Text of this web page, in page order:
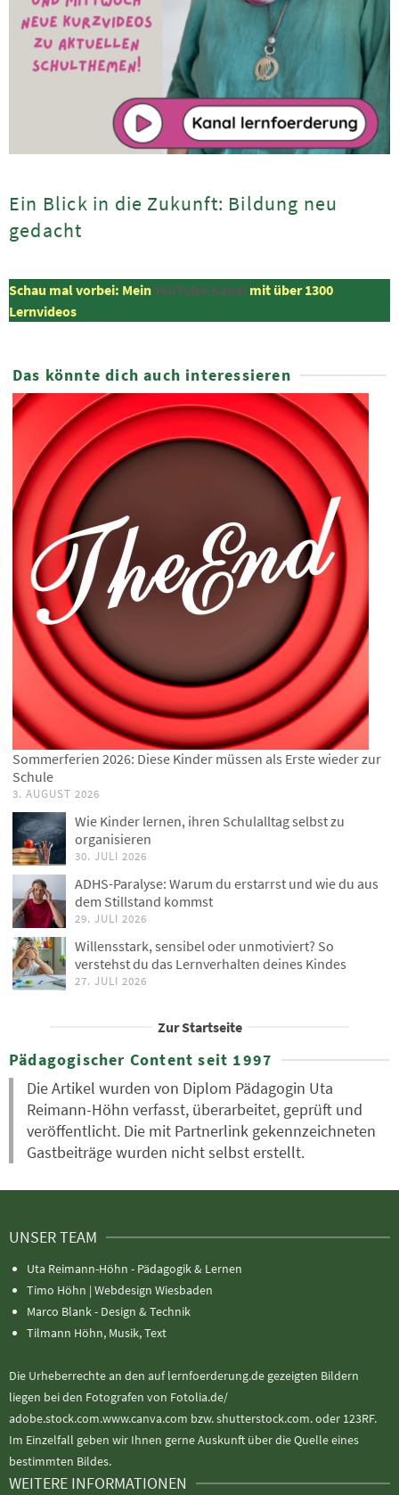
Ein Blick in die Zukunft: Bildung neu
gedacht
Schau mal vorbei: MeinYouTube-Kanal mit über 1300
Lernvideos
Das könnte dich auch interessieren
Sommerferien 2026: Diese Kinder müssen als Erste wieder zur
Schule
3. AUGUST 2026
Wie Kinder lernen, ihren Schulalltag selbst zu
organisieren
30. JULI 2026
ADHS-Paralyse: Warum du erstarrst und wie du aus
dem Stillstand kommst
29. JULI 2026
Willensstark, sensibel oder unmotiviert? So
verstehst du das Lernverhalten deines Kindes
27. JULI 2026
Zur Startseite
Pädagogischer Content seit 1997
Die Artikel wurden von Diplom Pädagogin Uta
Reimann-Höhn verfasst, überarbeitet, geprüft und
veröffentlicht. Die mit Partnerlink gekennzeichneten
Gastbeiträge wurden nicht selbst erstellt.
UNSER TEAM
Uta Reimann-Höhn - Pädagogik & Lernen
Timo Höhn | Webdesign Wiesbaden
Marco Blank - Design & Technik
Tilmann Höhn, Musik, Text
Die Urheberrechte an den auf lernfoerderung.de gezeigten Bildern
liegen bei den Fotografen von Fotolia.de/
adobe.stock.com.www.canva.com bzw. shutterstock.com. oder 123RF.
Im Einzelfall geben wir Ihnen gerne Auskunft über die Quelle eines
bestimmten Bildes.
WEITERE INFORMATIONEN